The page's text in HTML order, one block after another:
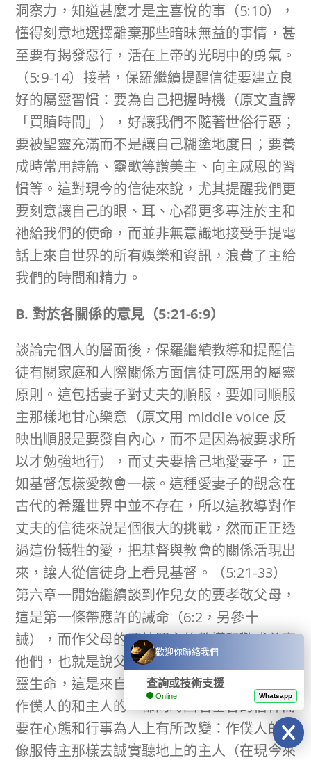
洞察力，知道甚麼才是主喜悅的事（5:10），
懂得刻意地選擇離棄那些暗昧無益的事情，甚
至要有揭發惡行，活在上帝的光明中的勇氣。
（5:9-14）接著，保羅繼續提醒信徒要建立良
好的屬靈習慣：要為自己把握時機（原文直譯
「買贖時間」），好讓我們不隨著世俗行惡；
要被聖靈充滿而不是讓自己糊塗地度日；要養
成時常用詩篇、靈歌等讚美主、向主感恩的習
慣等。這對現今的信徒來說，尤其提醒我們更
要刻意讓自己的眼、耳、心都更多專注於主和
祂給我們的使命，而並非無意識地接受手提電
話上來自世界的所有娛樂和資訊，浪費了主給
我們的時間和精力。
B. 對於各關係的意見（5:21-6:9）
談論完個人的層面後，保羅繼續教導和提醒信
徒有關家庭和人際關係方面信徒可應用的屬靈
原則。這包括妻子對丈夫的順服，要如同順服
主那樣地甘心樂意（原文用 middle voice 反
映出順服是要發自內心，而不是因為被要求所
以才勉強地行），而丈夫要捨己地愛妻子，正
如基督怎樣愛教會一樣。這種愛妻子的觀念在
古代的希羅世界中並不存在，所以這教導對作
丈夫的信徒來說是個很大的挑戰，然而正正透
過這份犧牲的愛，把基督與教會的關係活現出
來，讓人從信徒身上看見基督。（5:21-33）
第六章一開始繼續談到作兒女的要孝敬父母，
這是第一條帶應許的誡命（6:2，另參十
誡），而作父母的要按照主的教導和勸戒養育
他們，也就是說父母絕對有責任培育子女的屬
靈生命，這是來自上帝對父母的召命。另外，
作僕人的和主人的，都同時因著基督的信仰而
要在心態和行事為人上有所改變：作僕人的要
像服侍主那樣去誠實聽地上的主人（在現今來
歡迎你聯絡我們
查詢或技術支援
Online Whatsapp